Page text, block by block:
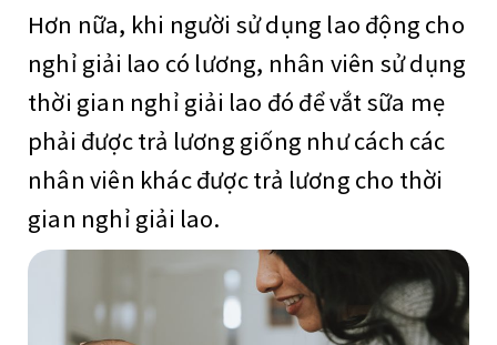
Hơn nữa, khi người sử dụng lao động cho
nghỉ giải lao có lương, nhân viên sử dụng
thời gian nghỉ giải lao đó để vắt sữa mẹ
phải được trả lương giống như cách các
nhân viên khác được trả lương cho thời
gian nghỉ giải lao.